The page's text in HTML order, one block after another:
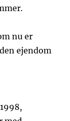
nu er
ejendom